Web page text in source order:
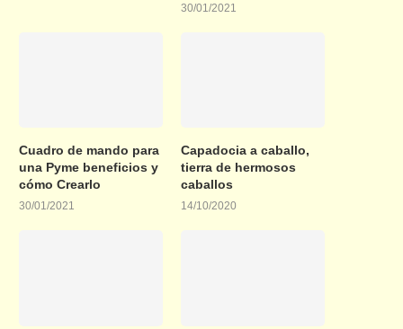
30/01/2021
Cuadro de mando para
una Pyme beneficios y
cómo Crearlo
30/01/2021
Capadocia a caballo,
tierra de hermosos
caballos
14/10/2020